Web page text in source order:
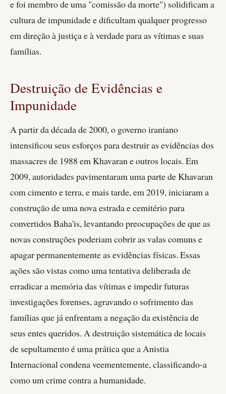
e foi membro de uma "comissão da morte") solidificam a
cultura de impunidade e dificultam qualquer progresso
em direção à justiça e à verdade para as vítimas e suas
famílias.
Destruição de Evidências e
Impunidade
A partir da década de 2000, o governo iraniano
intensificou seus esforços para destruir as evidências dos
massacres de 1988 em Khavaran e outros locais. Em
2009, autoridades pavimentaram uma parte de Khavaran
com cimento e terra, e mais tarde, em 2019, iniciaram a
construção de uma nova estrada e cemitério para
convertidos Baha'is, levantando preocupações de que as
novas construções poderiam cobrir as valas comuns e
apagar permanentemente as evidências físicas. Essas
ações são vistas como uma tentativa deliberada de
erradicar a memória das vítimas e impedir futuras
investigações forenses, agravando o sofrimento das
famílias que já enfrentam a negação da existência de
seus entes queridos. A destruição sistemática de locais
de sepultamento é uma prática que a Anistia
Internacional condena veementemente, classificando-a
como um crime contra a humanidade.